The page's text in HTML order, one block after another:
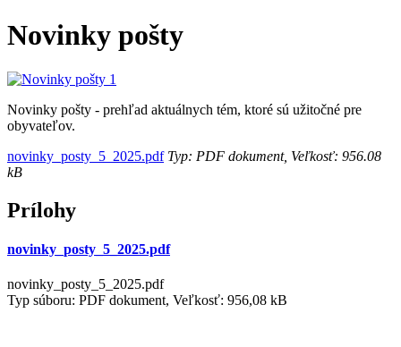
Novinky pošty
Novinky pošty - prehľad aktuálnych tém, ktoré sú užitočné pre
obyvateľov.
novinky_posty_5_2025.pdfTyp: PDF dokument, Veľkosť: 956.08
kB
Prílohy
novinky_posty_5_2025.pdf
novinky_posty_5_2025.pdf
Typ súboru: PDF dokument, Veľkosť: 956,08 kB